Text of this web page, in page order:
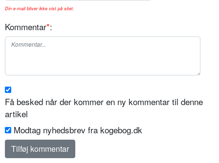
Din e-mail bliver ikke vist på sitet.
Kommentar*:
Få besked når der kommer en ny kommentar til denne
artikel
Modtag nyhedsbrev fra kogebog.dk